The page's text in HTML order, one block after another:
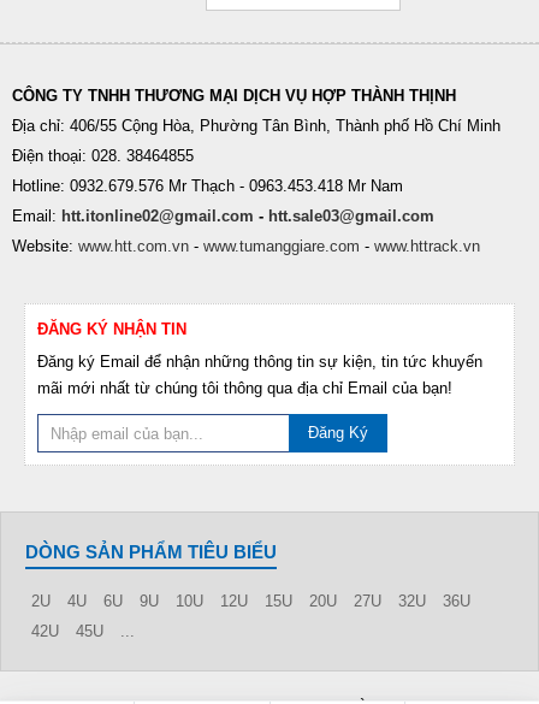
CÔNG TY TNHH THƯƠNG MẠI DỊCH VỤ HỢP THÀNH THỊNH
Địa chỉ: 406/55 Cộng Hòa, Phường Tân Bình, Thành phố Hồ Chí Minh
Điện thoại: 028. 38464855
Hotline: 0932.679.576 Mr Thạch - 0963.453.418 Mr Nam
Email: htt.itonline02@gmail.com - htt.sale03@gmail.com
Website: www.htt.com.vn - www.tumanggiare.com - www.httrack.vn
ĐĂNG KÝ NHẬN TIN
Đăng ký Email để nhận những thông tin sự kiện, tin tức khuyến
mãi mới nhất từ chúng tôi thông qua địa chỉ Email của bạn!
Đăng Ký
DÒNG SẢN PHẨM TIÊU BIỂU
2U 4U 6U 9U 10U 12U 15U 20U 27U 32U
36U
42U
45U ...